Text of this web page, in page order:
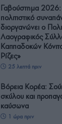
Γαβούστημα
πολιτιστικό
διοργανώνει ο
Λαογραφικός
Καππαδοκών
Ρίζες»
25 λεπτά πριν
Βόρεια Κορέα:
σκύλου και
καύσωνα
1 ώρα πριν